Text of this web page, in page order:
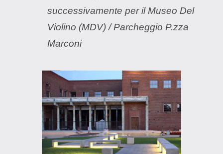
successivamente per il Museo Del
Violino (MDV) / Parcheggio P.zza
Marconi